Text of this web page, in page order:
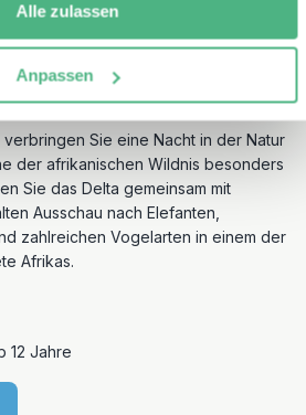
Alle zulassen
Anpassen
Delta
Sie eine Nacht in der Natur
der afrikanischen Wildnis besonders
Sie das Delta gemeinsam mit
Ausschau nach Elefanten,
zahlreichen Vogelarten in einem der
Afrikas.
12 Jahre